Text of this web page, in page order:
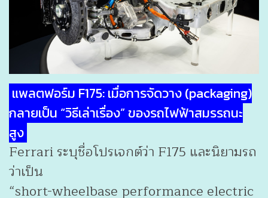
แพลตฟอร์ม F175: เมื่อการจัดวาง (packaging)
กลายเป็น “วิธีเล่าเรื่อง” ของรถไฟฟ้าสมรรถนะ
สูง
Ferrari ระบุชื่อโปรเจกต์ว่า F175 และนิยามรถ
ว่าเป็น
“short-wheelbase performance electric